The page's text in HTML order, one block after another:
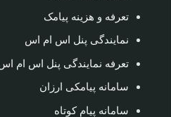
تعرفه و هزینه پیامک
نمایندگی پنل اس ام اس
تعرفه نمایندگی پنل اس ام
سامانه پیامکی ارزان
سامانه پیام کوتاه